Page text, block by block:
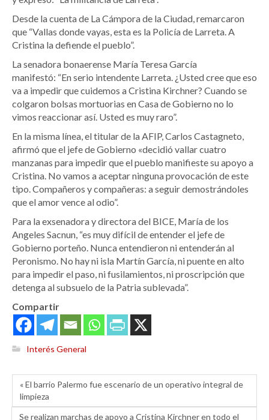
Desde la cuenta de La Cámpora de la Ciudad, remarcaron
que “Vallas donde vayas, esta es la Policía de Larreta. A
Cristina la defiende el pueblo”.
La senadora bonaerense María Teresa García
manifestó: “En serio intendente Larreta. ¿Usted cree que eso
va a impedir que cuidemos a Cristina Kirchner? Cuando se
colgaron bolsas mortuorias en Casa de Gobierno no lo
vimos reaccionar así. Usted es muy raro”.
En la misma línea, el titular de la AFIP, Carlos Castagneto,
afirmó que el jefe de Gobierno «decidió vallar cuatro
manzanas para impedir que el pueblo manifieste su apoyo a
Cristina. No vamos a aceptar ninguna provocación de este
tipo. Compañeros y compañeras: a seguir demostrándoles
que el amor vence al odio”.
Para la exsenadora y directora del BICE, María de los
Angeles Sacnun, “es muy difícil de entender el jefe de
Gobierno porteño. Nunca entendieron ni entenderán al
Peronismo. No hay ni isla Martín García, ni puente en alto
para impedir el paso, ni fusilamientos, ni proscripción que
detenga al subsuelo de la Patria sublevada”.
Compartir
Interés General
« El barrio Palermo fue escenario de un operativo integral de
limpieza
Se realizan marchas de apoyo a Cristina Kirchner en todo el